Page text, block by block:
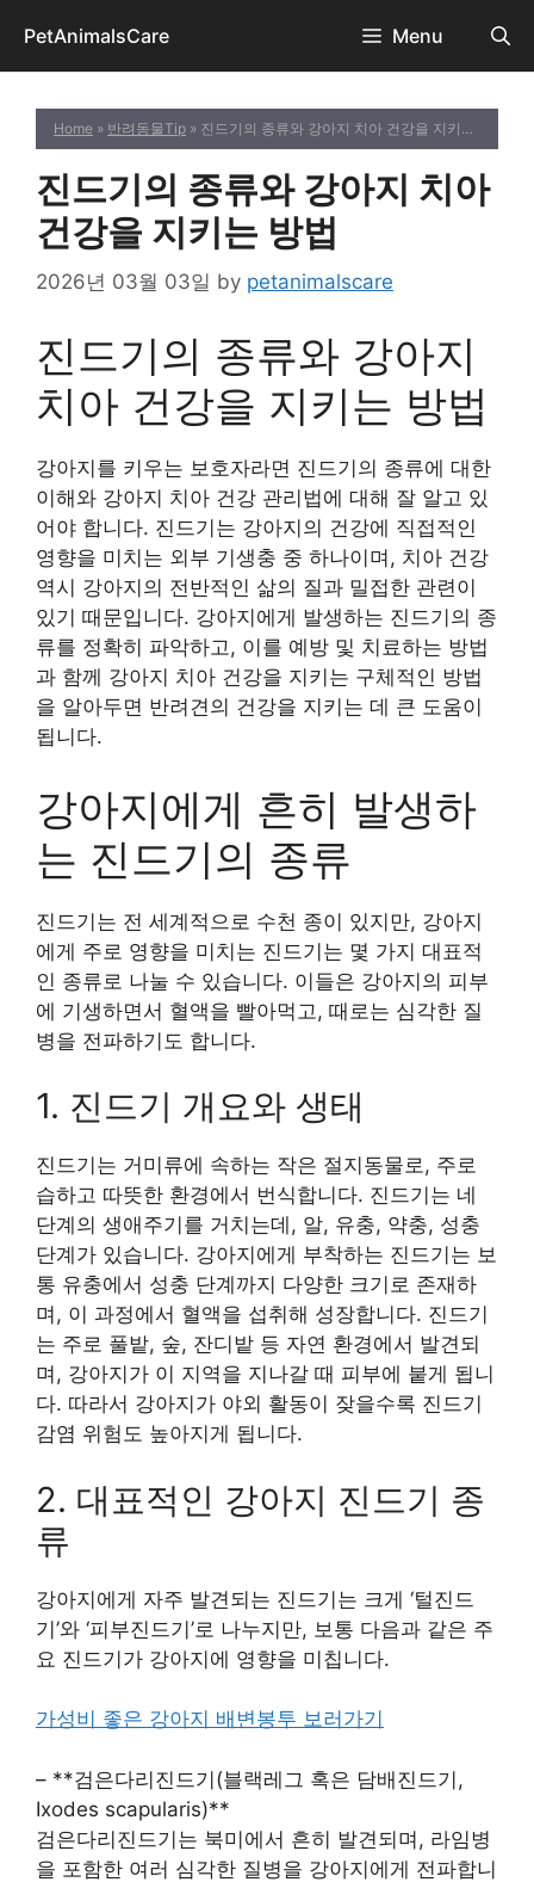
content
PetAnimalsCare Menu
Home » 반려동물Tip » 진드기의 종류와 강아지 치아 건강을 지키는 방법
진드기의 종류와 강아지 치아
건강을 지키는 방법
2026년 03월 03일 by petanimalscare
진드기의 종류와 강아지
치아 건강을 지키는 방법
강아지를 키우는 보호자라면 진드기의 종류에 대한
이해와 강아지 치아 건강 관리법에 대해 잘 알고 있
어야 합니다. 진드기는 강아지의 건강에 직접적인
영향을 미치는 외부 기생충 중 하나이며, 치아 건강
역시 강아지의 전반적인 삶의 질과 밀접한 관련이
있기 때문입니다. 강아지에게 발생하는 진드기의 종
류를 정확히 파악하고, 이를 예방 및 치료하는 방법
과 함께 강아지 치아 건강을 지키는 구체적인 방법
을 알아두면 반려견의 건강을 지키는 데 큰 도움이
됩니다.
강아지에게 흔히 발생하
는 진드기의 종류
진드기는 전 세계적으로 수천 종이 있지만, 강아지
에게 주로 영향을 미치는 진드기는 몇 가지 대표적
인 종류로 나눌 수 있습니다. 이들은 강아지의 피부
에 기생하면서 혈액을 빨아먹고, 때로는 심각한 질
병을 전파하기도 합니다.
1. 진드기 개요와 생태
진드기는 거미류에 속하는 작은 절지동물로, 주로
습하고 따뜻한 환경에서 번식합니다. 진드기는 네
단계의 생애주기를 거치는데, 알, 유충, 약충, 성충
단계가 있습니다. 강아지에게 부착하는 진드기는 보
통 유충에서 성충 단계까지 다양한 크기로 존재하
며, 이 과정에서 혈액을 섭취해 성장합니다. 진드기
는 주로 풀밭, 숲, 잔디밭 등 자연 환경에서 발견되
며, 강아지가 이 지역을 지나갈 때 피부에 붙게 됩니
다. 따라서 강아지가 야외 활동이 잦을수록 진드기
감염 위험도 높아지게 됩니다.
2. 대표적인 강아지 진드기 종
류
강아지에게 자주 발견되는 진드기는 크게 ‘털진드
기’와 ‘피부진드기’로 나누지만, 보통 다음과 같은 주
요 진드기가 강아지에 영향을 미칩니다.
가성비 좋은 강아지 배변봉투 보러가기
– **검은다리진드기(블랙레그 혹은 담배진드기,
Ixodes scapularis)**
검은다리진드기는 북미에서 흔히 발견되며, 라임병
을 포함한 여러 심각한 질병을 강아지에게 전파합니